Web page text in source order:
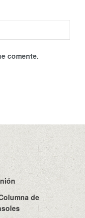
comente.
de